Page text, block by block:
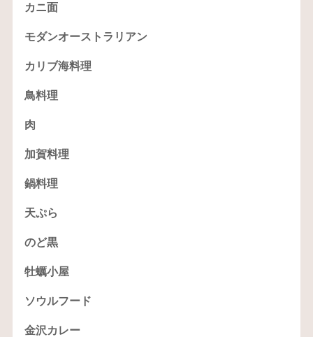
カニ面
モダンオーストラリアン
カリブ海料理
鳥料理
肉
加賀料理
鍋料理
天ぷら
のど黒
牡蠣小屋
ソウルフード
金沢カレー